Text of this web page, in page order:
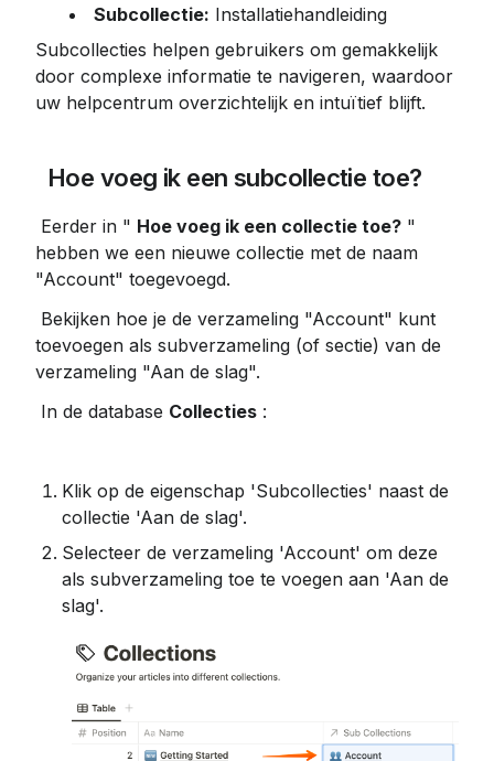
Subcollectie: Installatiehandleiding
Subcollecties helpen gebruikers om gemakkelijk
door complexe informatie te navigeren, waardoor
uw helpcentrum overzichtelijk en intuïtief blijft.
Hoe voeg ik een subcollectie toe?
Eerder in " Hoe voeg ik een collectie toe? "
hebben we een nieuwe collectie met de naam
"Account" toegevoegd.
toevoegen als subverzameling (of sectie) van de
verzameling "Aan de slag".
In de database Collecties :
Klik op de eigenschap 'Subcollecties' naast de
collectie 'Aan de slag'.
Selecteer de verzameling 'Account' om deze
als subverzameling toe te voegen aan 'Aan de
slag'.